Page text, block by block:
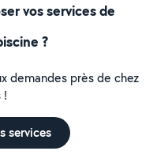
vos services de
?
demandes près de chez
!
services